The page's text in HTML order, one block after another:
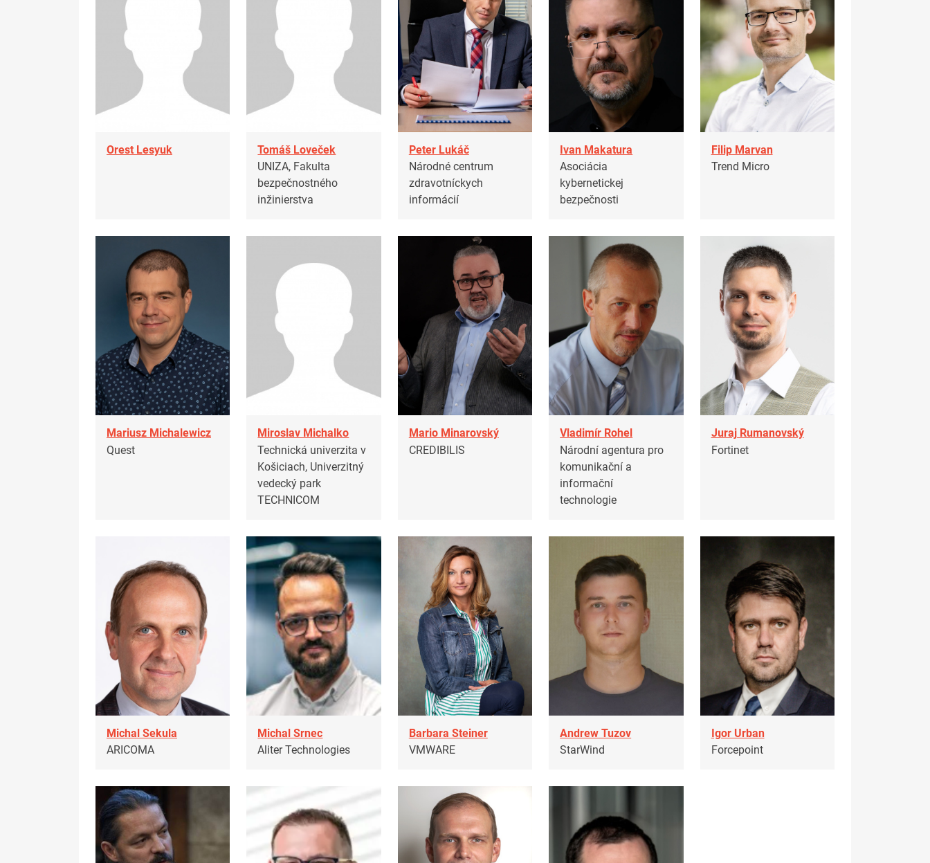
Orest Lesyuk
Tomáš Loveček
UNIZA, Fakulta
bezpečnostného
inžinierstva
Peter Lukáč
Národné centrum
zdravotníckych
informácií
Ivan Makatura
Asociácia
kybernetickej
bezpečnosti
Filip Marvan
Trend Micro
Mariusz Michalewicz
Quest
Miroslav Michalko
Technická univerzita v
Košiciach, Univerzitný
vedecký park
TECHNICOM
Mario Minarovský
CREDIBILIS
Vladimír Rohel
Národní agentura pro
komunikační a
informační
technologie
Juraj Rumanovský
Fortinet
Michal Sekula
ARICOMA
Michal Srnec
Aliter Technologies
Barbara Steiner
VMWARE
Andrew Tuzov
StarWind
Igor Urban
Forcepoint